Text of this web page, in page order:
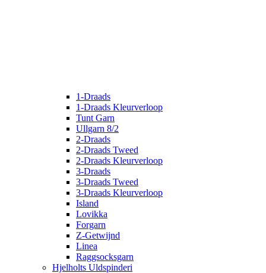
1-Draads
1-Draads Kleurverloop
Tunt Garn
Ullgarn 8/2
2-Draads
2-Draads Tweed
2-Draads Kleurverloop
3-Draads
3-Draads Tweed
3-Draads Kleurverloop
Island
Lovikka
Forgarn
Z-Getwijnd
Linea
Raggsocksgarn
Hjelholts Uldspinderi